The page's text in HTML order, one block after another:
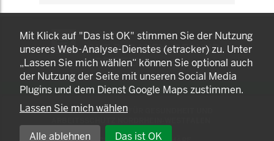
KOMNET
GUT BERATEN. GESUND
ARBEITEN.
© 2025 LANDESAMT FÜR GESUNDHEIT UND
Mit Klick auf "Das ist OK" stimmen Sie der Nutzung
unseres Web-Analyse-Dienstes (etracker) zu. Unter
„Lassen Sie mich wählen“ können Sie optional auch
der Nutzung der Seite mit unseren Social Media
Plugins und dem Dienst Google Maps zustimmen.
Lassen Sie mich wählen
Alle ablehnen Das ist OK